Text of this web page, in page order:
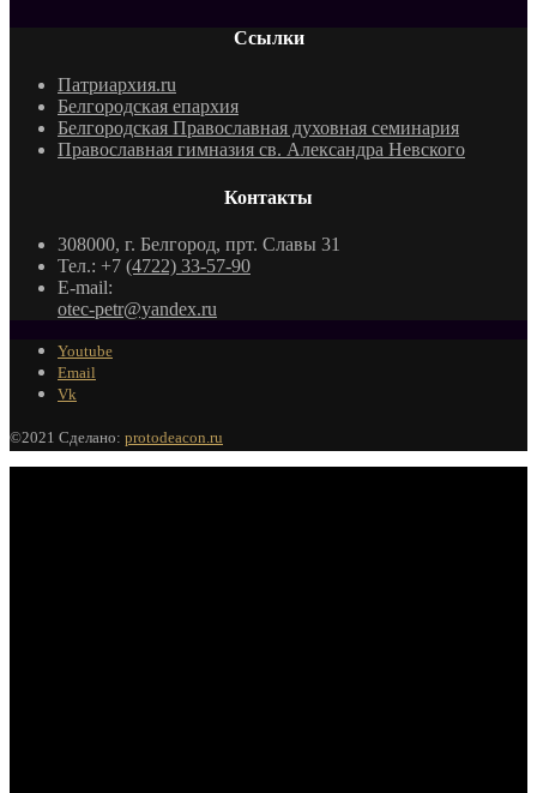
Ссылки
Патриархия.ru
Белгородская епархия
Белгородская Православная духовная семинария
Православная гимназия св. Александра Невского
Контакты
308000, г. Белгород, прт. Славы 31
Тел.: +7 (4722) 33-57-90
E-mail:
otec-petr@yandex.ru
Youtube
Email
Vk
©2021 Сделано: protodeacon.ru